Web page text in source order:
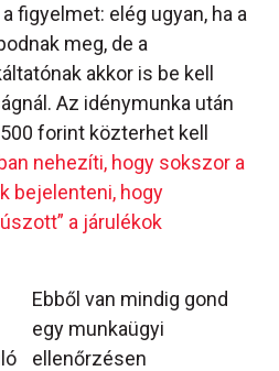
figyelmet: elég ugyan, ha a
meg, de a
akkor is be kell
Az idénymunka után
forint közterhet kell
nehezíti, hogy sokszor a
bejelenteni, hogy
a járulékok
Ebből van mindig gond
egy munkaügyi
ellenőrzésen